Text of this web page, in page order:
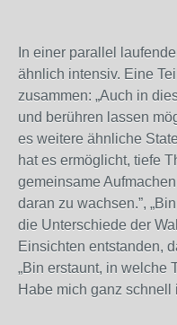
In einer parallel
ähnlich intensiv. Eine
zusammen: „Auch in
und berühren lassen
es weitere ähnliche
hat es ermöglicht, tiefe
gemeinsame
daran zu wachsen.”,
die Unterschiede der
Einsichten entstanden,
„Bin erstaunt, in welche
Habe mich ganz schnell